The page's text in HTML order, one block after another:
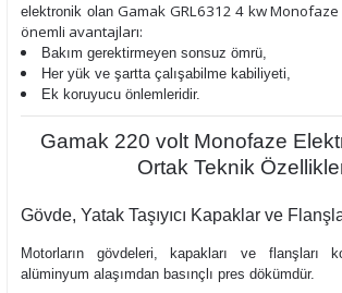
elektronik olanGamak GRL6312 4 kw Monofaze
önemli avantajları:
Bakım gerektirmeyen sonsuz ömrü,
Her yük ve şartta çalışabilme kabiliyeti,
Ek koruyucu önlemleridir.
Gamak 220 volt Monofaze
Ortak Teknik
Gövde, Yatak Taşıyıcı Kapaklar ve
Motorların gövdeleri, kapakları ve flanşları
alüminyum alaşımdan basınçlı pres dökümdür.